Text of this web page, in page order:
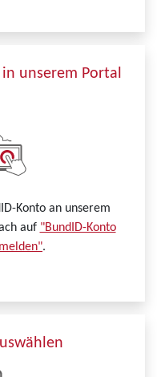
unserem Portal
Konto an unserem
auf "BundID-Konto
.